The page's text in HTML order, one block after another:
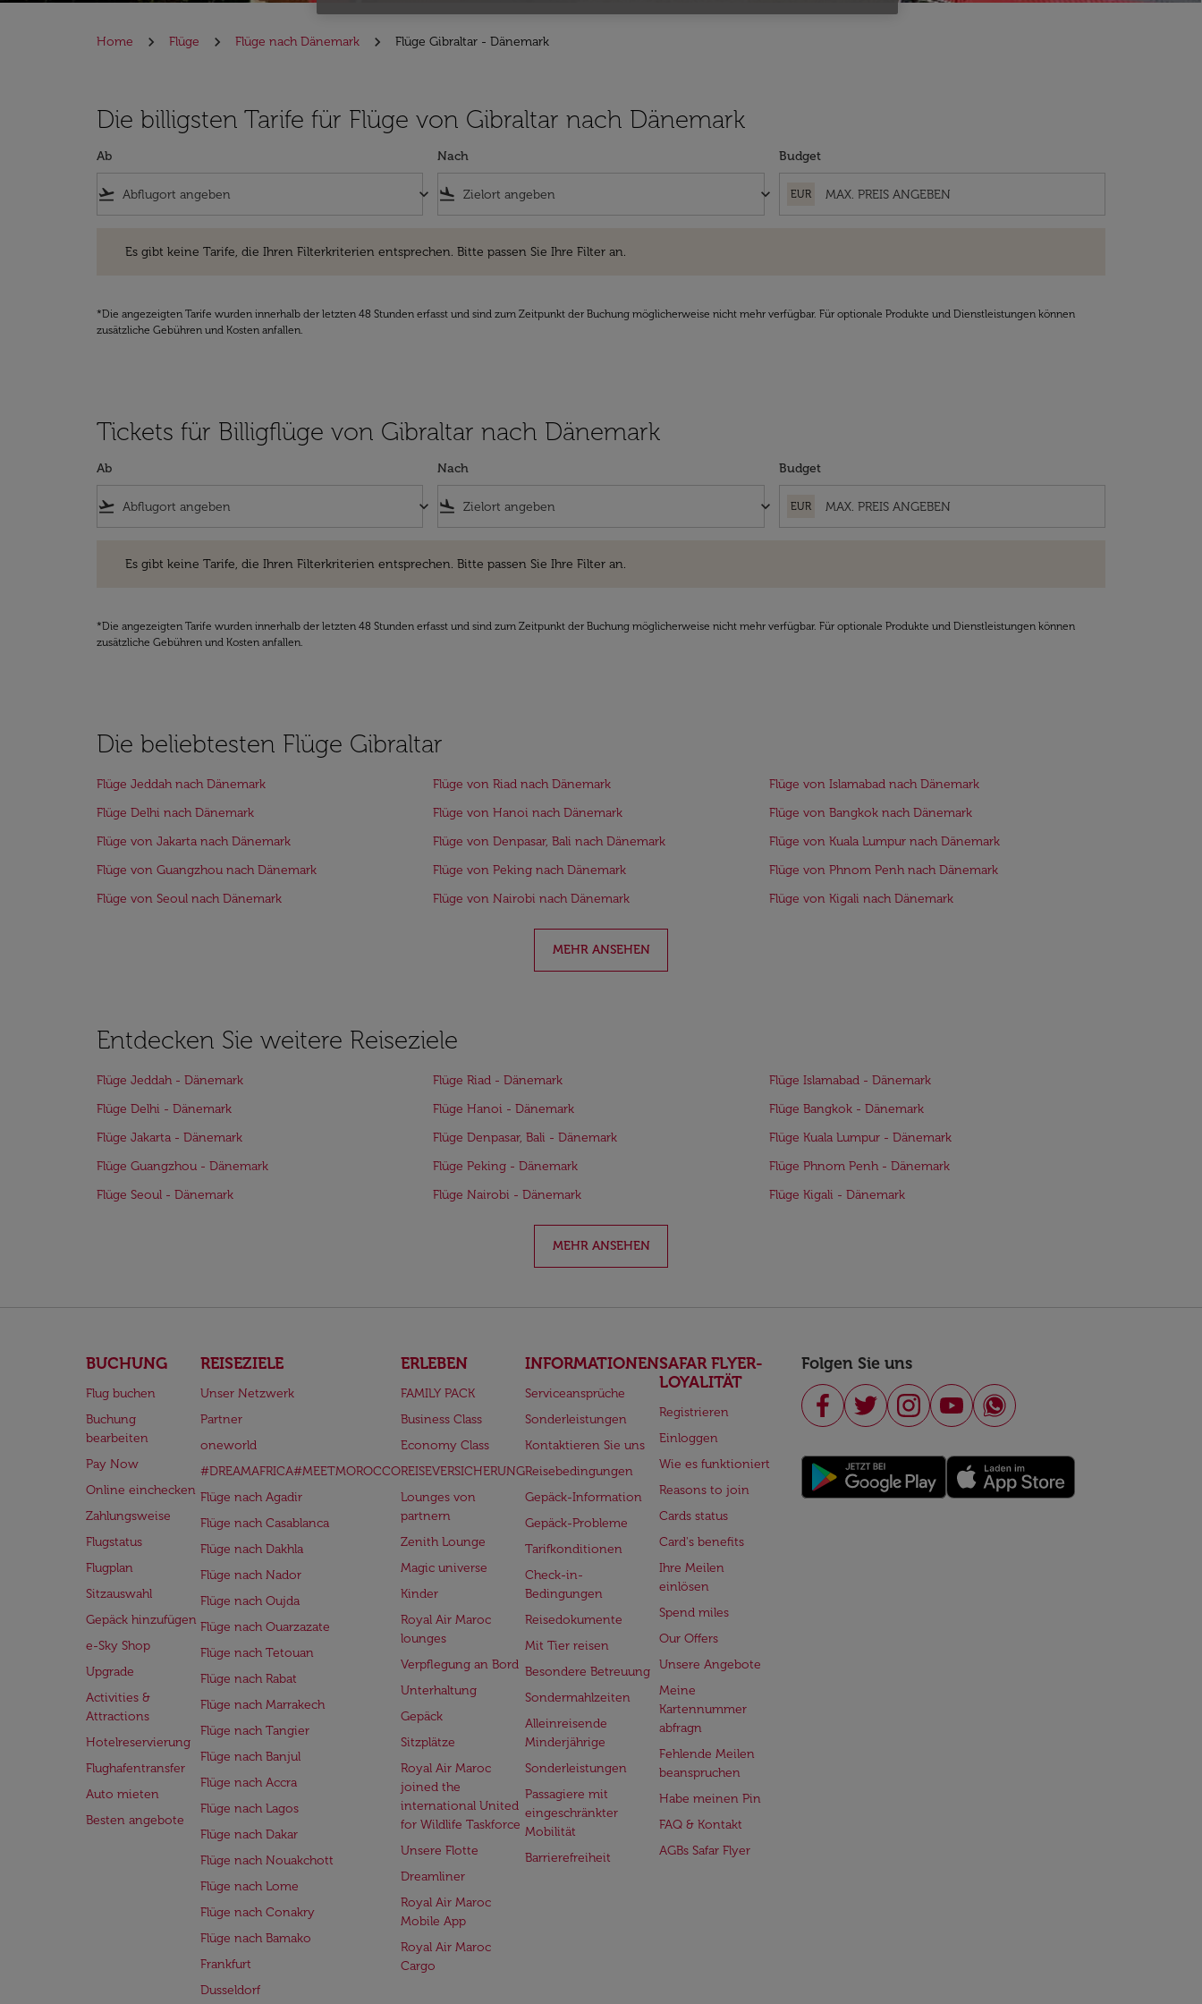
Home Flüge Flüge nach Dänemark Flüge Gibraltar - Dänemark
Die billigsten Tarife für Flüge von Gibraltar nach Dänemark
Ab
flight_takeoff keyboard_arrow_down
Nach
flight_land keyboard_arrow_down
Budget
EUR
Es gibt keine Tarife, die Ihren Filterkriterien entsprechen. Bitte passen Sie Ihre Filter an.
*Die angezeigten Tarife wurden innerhalb der letzten 48 Stunden erfasst und sind zum Zeitpunkt der Buchung möglicherweise nicht mehr verfügbar. Für optionale Produkte und Dienstleistungen können
zusätzliche Gebühren und Kosten anfallen.
Tickets für Billigflüge von Gibraltar nach Dänemark
Ab
flight_takeoff keyboard_arrow_down
Nach
flight_land keyboard_arrow_down
Budget
EUR
Es gibt keine Tarife, die Ihren Filterkriterien entsprechen. Bitte passen Sie Ihre Filter an.
*Die angezeigten Tarife wurden innerhalb der letzten 48 Stunden erfasst und sind zum Zeitpunkt der Buchung möglicherweise nicht mehr verfügbar. Für optionale Produkte und Dienstleistungen können
zusätzliche Gebühren und Kosten anfallen.
Die beliebtesten Flüge Gibraltar
Flüge Jeddah nach Dänemark Flüge von Riad nach Dänemark
Flüge von Islamabad nach Dänemark
Flüge Delhi nach Dänemark
Flüge von Hanoi nach Dänemark
Flüge von Bangkok nach Dänemark
Flüge von Jakarta nach Dänemark
Flüge von Denpasar, Bali nach Dänemark
Flüge von Kuala Lumpur nach Dänemark
Flüge von Guangzhou nach Dänemark
Flüge von Peking nach Dänemark
Flüge von Phnom Penh nach Dänemark
Flüge von Seoul nach Dänemark
Flüge von Nairobi nach Dänemark Flüge von Kigali nach Dänemark
MEHR ANSEHEN
Entdecken Sie weitere Reiseziele
Flüge Jeddah - Dänemark Flüge Riad - Dänemark
Flüge Islamabad - Dänemark
Flüge Delhi - Dänemark
Flüge Hanoi - Dänemark
Flüge Bangkok - Dänemark
Flüge Jakarta - Dänemark
Flüge Denpasar, Bali - Dänemark
Flüge Kuala Lumpur - Dänemark
Flüge Guangzhou - Dänemark
Flüge Peking - Dänemark
Flüge Phnom Penh - Dänemark
Flüge Seoul - Dänemark
Flüge Nairobi - Dänemark Flüge Kigali - Dänemark
MEHR ANSEHEN
BUCHUNG
Flug buchen
Buchung
bearbeiten
Pay Now
Online einchecken
Zahlungsweise
Flugstatus
Flugplan
Sitzauswahl
Gepäck hinzufügen
e-Sky Shop
Upgrade
Activities &
Attractions
Hotelreservierung
Flughafentransfer
Auto mieten
Besten angebote
REISEZIELE
Unser Netzwerk
Partner
oneworld
#DREAMAFRICA#MEETMOROCCO
Flüge nach Agadir
Flüge nach Casablanca
Flüge nach Dakhla
Flüge nach Nador
Flüge nach Oujda
Flüge nach Ouarzazate
Flüge nach Tetouan
Flüge nach Rabat
Flüge nach Marrakech
Flüge nach Tangier
Flüge nach Banjul
Flüge nach Accra
Flüge nach Lagos
Flüge nach Dakar
Flüge nach Nouakchott
Flüge nach Lome
Flüge nach Conakry
Flüge nach Bamako
Frankfurt
Dusseldorf
ERLEBEN
FAMILY PACK
Business Class
Economy Class
REISEVERSICHERUNG
Lounges von
partnern
Zenith Lounge
Magic universe
Kinder
Royal Air Maroc
lounges
Verpflegung an Bord
Unterhaltung
Gepäck
Sitzplätze
Royal Air Maroc
joined the
international United
for Wildlife Taskforce
Unsere Flotte
Dreamliner
Royal Air Maroc
Mobile App
Royal Air Maroc
Cargo
INFORMATIONEN
Serviceansprüche
Sonderleistungen
Kontaktieren Sie uns
Reisebedingungen
Gepäck-Information
Gepäck-Probleme
Tarifkonditionen
Check-in-
Bedingungen
Reisedokumente
Mit Tier reisen
Besondere Betreuung
Sondermahlzeiten
Alleinreisende
Minderjährige
Sonderleistungen
Passagiere mit
eingeschränkter
Mobilität
Barrierefreiheit
SAFAR FLYER-
LOYALITÄT
Registrieren
Einloggen
Wie es funktioniert
Reasons to join
Cards status
Card's benefits
Ihre Meilen
einlösen
Spend miles
Our Offers
Unsere Angebote
Meine
Kartennummer
abfragn
Fehlende Meilen
beanspruchen
Habe meinen Pin
FAQ & Kontakt
AGBs Safar Flyer
Folgen Sie uns